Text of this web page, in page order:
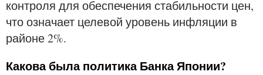
контроля для обеспечения стабильности цен,
что означает целевой уровень инфляции в
районе 2%.
Какова была политика Банка Японии?